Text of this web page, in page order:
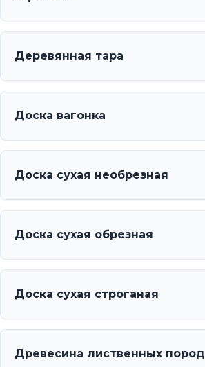
Деревянная тара
Доска вагонка
Доска сухая необрезная
Доска сухая обрезная
Доска сухая строганая
Древесина лиственных пород